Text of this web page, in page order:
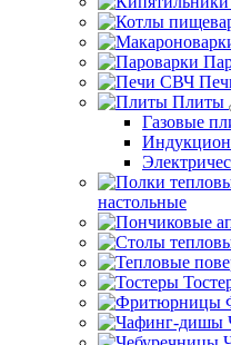
Плиты
Газовые
настольные